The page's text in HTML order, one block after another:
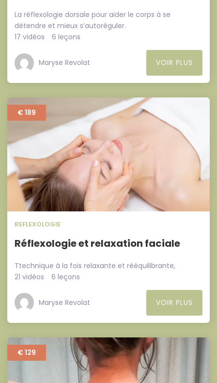
La réflexologie dorsale pour aider le corps à se
détendre et mieux s’autoréguler.
17 vidéos
6 leçons
Maryse Revolat VOIR PLUS
€ 189
REFLEXOLOGIE
Réflexologie et relaxation faciale
Ttechnique à la fois relaxante et rééquilibrante,
21 vidéos
6 leçons
Maryse Revolat VOIR PLUS
€ 129